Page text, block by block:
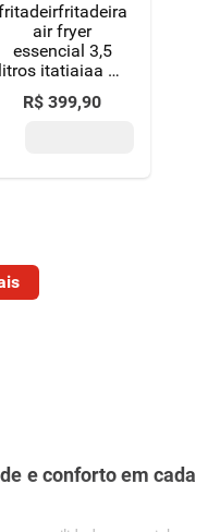
air fryer
essencial 3,5
litros itatiaiaa air
fryer essencial
3,5 litros itatiaia
R$ 399,90
e conforto em cada